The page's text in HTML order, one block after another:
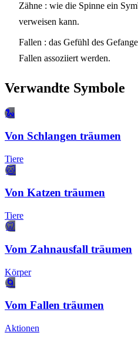
Zähne : wie die Spinne ein
verweisen kann.
Fallen : das Gefühl des
Fallen assoziiert werden.
Verwandte Symbole
🐍
Von Schlangen träumen
Tiere
🐱
Von Katzen träumen
Tiere
🦷
Vom Zahnausfall träumen
Körper
🌀
Vom Fallen träumen
Aktionen